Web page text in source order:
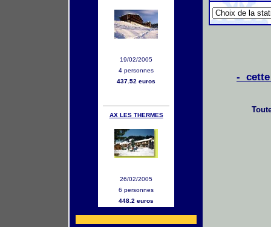
19/02/2005
4 personnes
437.52 euros
AX LES THERMES
26/02/2005
6 personnes
448.2 euros
- cette